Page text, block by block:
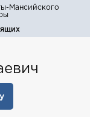
Мансийского